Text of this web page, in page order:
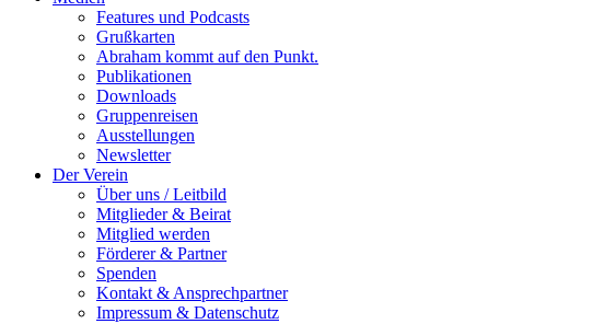
Features und Podcasts
Grußkarten
Abraham kommt auf den Punkt.
Publikationen
Downloads
Gruppenreisen
Ausstellungen
Newsletter
Der Verein
Über uns / Leitbild
Mitglieder & Beirat
Mitglied werden
Förderer & Partner
Spenden
Kontakt & Ansprechpartner
Impressum & Datenschutz